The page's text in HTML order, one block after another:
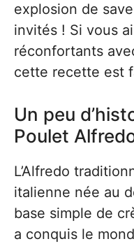
explosion de
invités ! Si vous
réconfortants
cette recette est
Un peu
Poulet
L’Alfredo
italienne née au
base simple de
a conquis le